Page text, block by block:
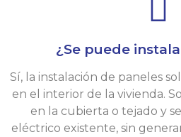
¿Se puede
Sí, la instalación de paneles
en el interior de la vivienda.
en la cubierta o tejado y
eléctrico existente, sin